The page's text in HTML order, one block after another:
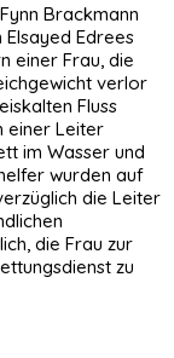
Brackmann
Edrees
einer Frau, die
verlor
Fluss
einer Leiter
im Wasser und
wurden auf
die Leiter
die Frau zur
zu